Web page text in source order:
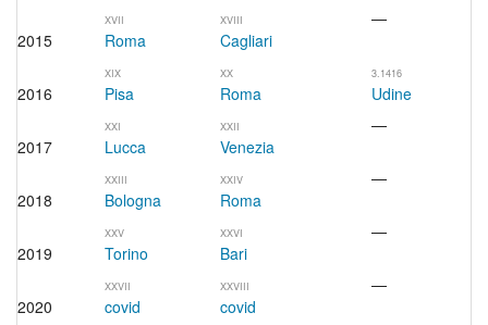
2015
XVII
Roma
XVIII
Cagliari
—
2016
XIX
Pisa
XX
Roma
3.1416
Udine
2017
XXI
Lucca
XXII
Venezia
—
2018
XXIII
Bologna
XXIV
Roma
—
2019
XXV
Torino
XXVI
Bari
—
2020
XXVII
covid
XXVIII
covid
—